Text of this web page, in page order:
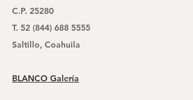
C.P. 25280
T. 52 (844) 688 5555
Saltillo, Coahuila
BLANCO Galería